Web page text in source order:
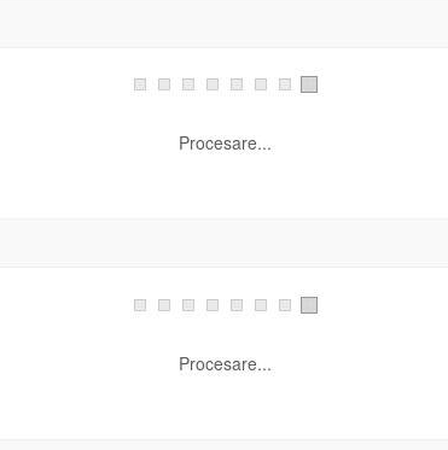
Procesare...
Procesare...